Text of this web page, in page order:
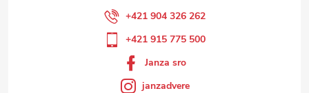
+421 904 326 262
+421 915 775 500
Janza sro
janzadvere